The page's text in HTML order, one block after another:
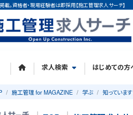
。資格者・現場経験者は即採用【施工管理求人サーチ】
求人検索 はじめての方
施工管理 for MAGAZINE 学ぶ 知っていま